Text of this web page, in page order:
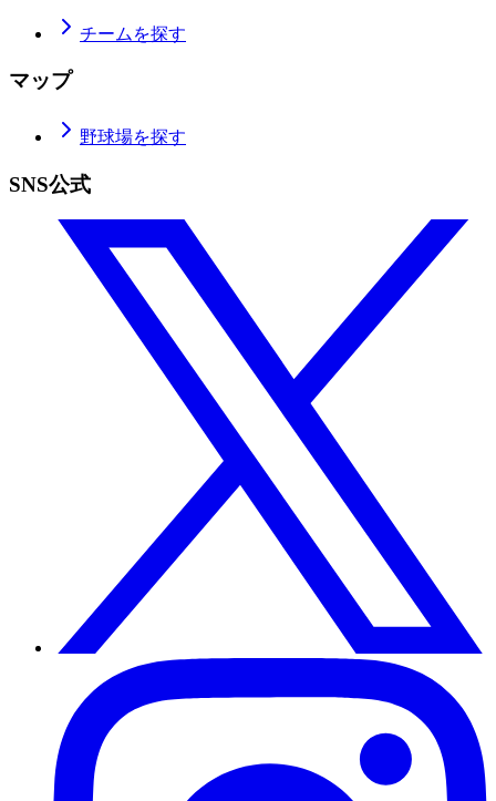
チームを探す
マップ
野球場を探す
SNS公式